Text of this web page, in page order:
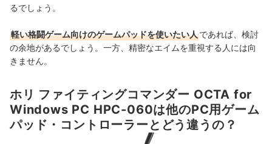
るでしょう。
軽い格闘ゲーム向けのゲームパッドを使いたい人であれば、検討
の余地があるでしょう。一方、精密なエイムを重視する人には向
きません。
ホリ ファイティングコマンダー OCTA for
Windows PC HPC-060は他のPC用ゲーム
パッド・コントローラーとどう違うの？